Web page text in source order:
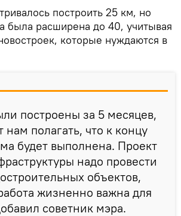
построить 25 км, но
была расширена до 40, учитывая
которые нуждаются в
построены за 5 месяцев,
нам полагать, что к концу
будет выполнена. Проект
надо провести
объектов,
жизненно важна для
советник мэра.